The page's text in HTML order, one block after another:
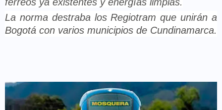
La norma destraba los Regiotram que unirán a
Bogotá con varios municipios de Cundinamarca.